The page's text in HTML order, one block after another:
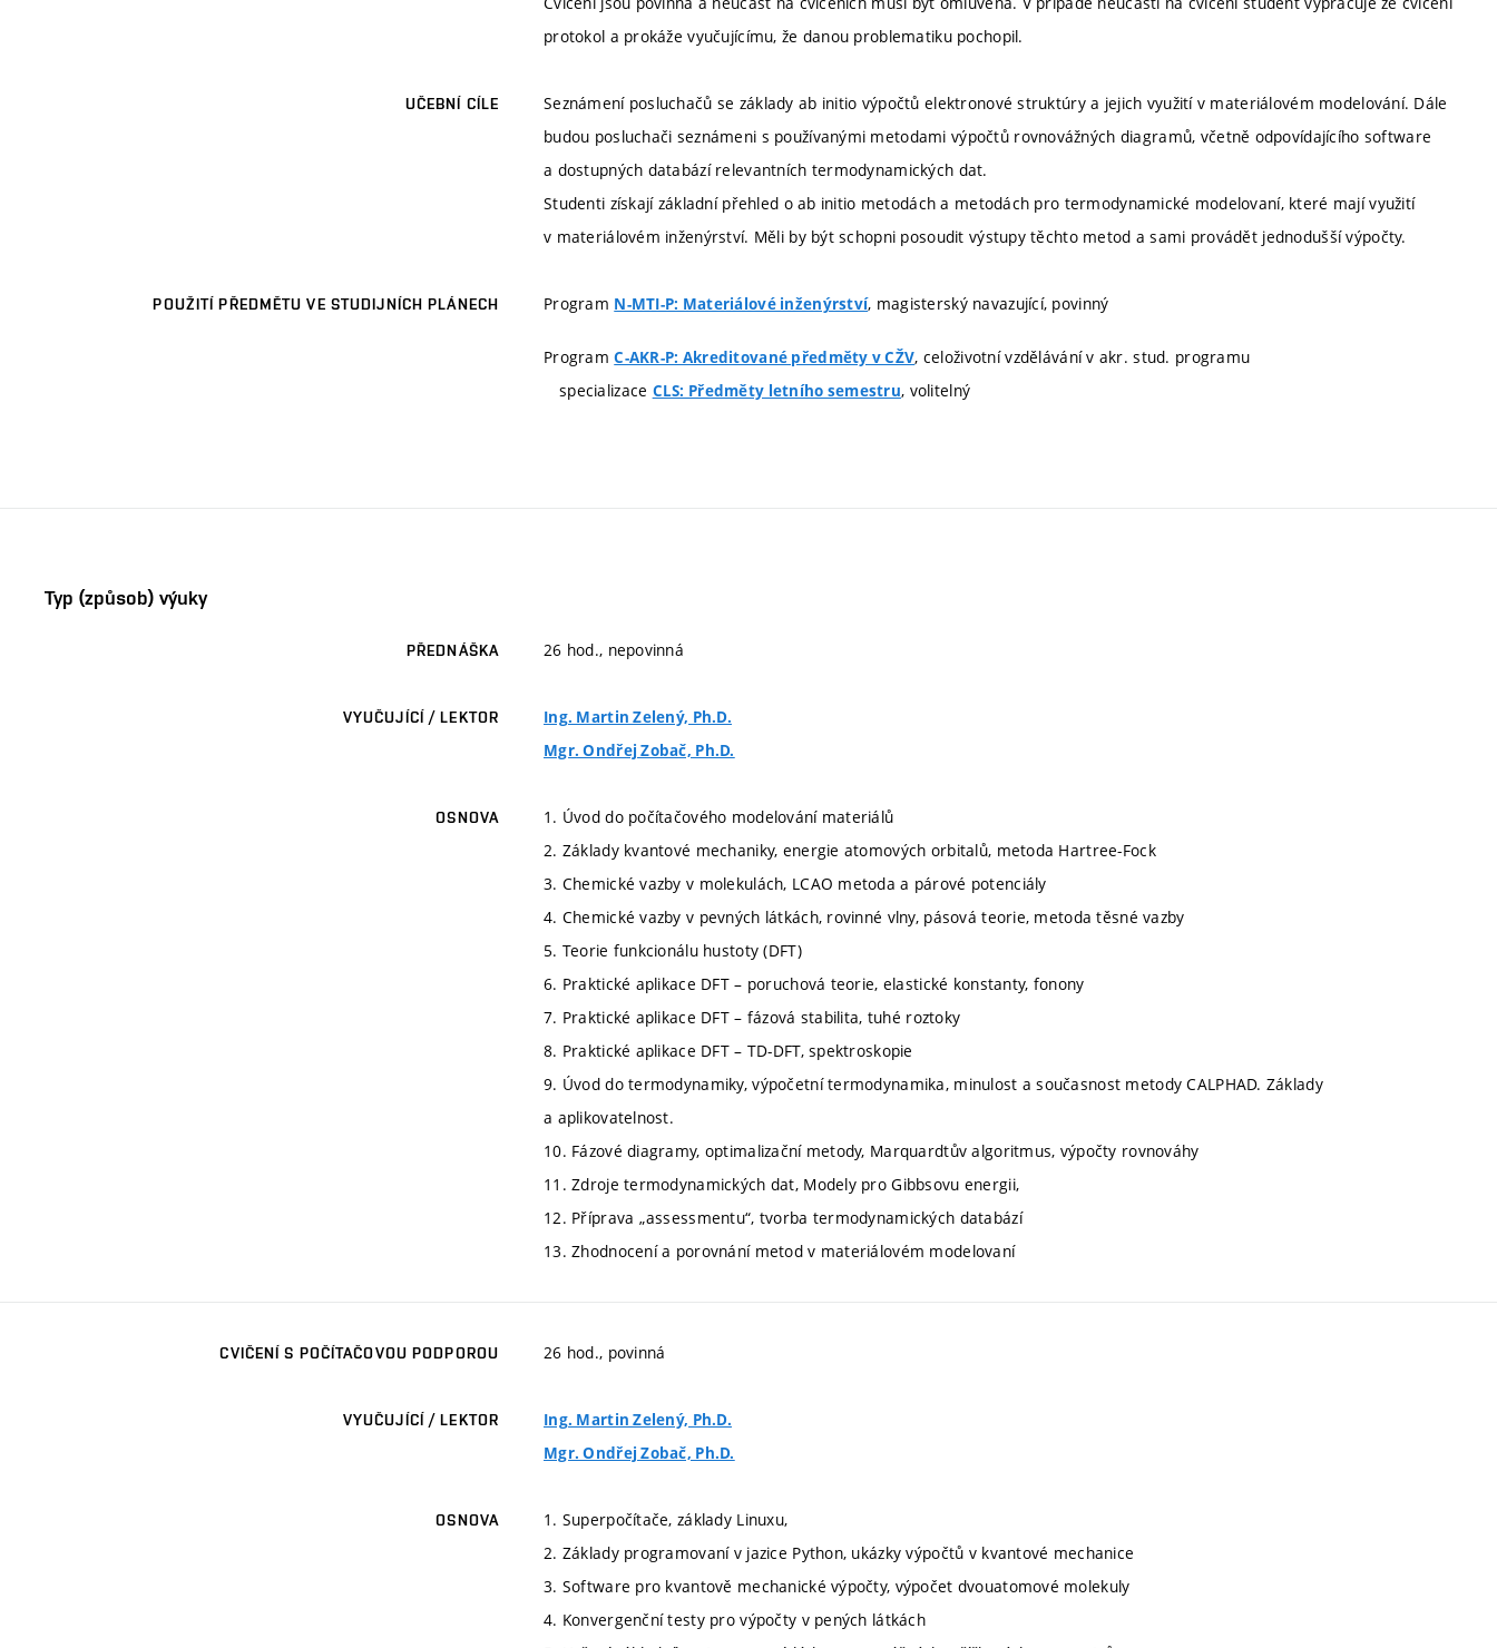
protokol a prokáže vyučujícímu, že danou problematiku pochopil.
UČEBNÍ CÍLE
Seznámení posluchačů se základy ab initio výpočtů elektronové struktúry a jejich využití v materiálovém modelování. Dále
budou posluchači seznámeni s používanými metodami výpočtů rovnovážných diagramů, včetně odpovídajícího software
a dostupných databází relevantních termodynamických dat.
Studenti získají základní přehled o ab initio metodách a metodách pro termodynamické modelovaní, které mají využití
v materiálovém inženýrství. Měli by být schopni posoudit výstupy těchto metod a sami provádět jednodušší výpočty.
POUŽITÍ PŘEDMĚTU VE STUDIJNÍCH PLÁNECH Program N-MTI-P: Materiálové inženýrství, magisterský navazující, povinný
ProgramC-AKR-P: Akreditované předměty v CŽV, celoživotní vzdělávání v akr. stud. programu
specializace CLS: Předměty letního semestru, volitelný
Typ (způsob) výuky
PŘEDNÁŠKA 26 hod., nepovinná
VYUČUJÍCÍ / LEKTOR
Ing. Martin Zelený, Ph.D.
Mgr. Ondřej Zobač, Ph.D.
OSNOVA
1. Úvod do počítačového modelování materiálů
2. Základy kvantové mechaniky, energie atomových orbitalů, metoda Hartree-Fock
3. Chemické vazby v molekulách, LCAO metoda a párové potenciály
4. Chemické vazby v pevných látkách, rovinné vlny, pásová teorie, metoda těsné vazby
5. Teorie funkcionálu hustoty (DFT)
6. Praktické aplikace DFT – poruchová teorie, elastické konstanty, fonony
7. Praktické aplikace DFT – fázová stabilita, tuhé roztoky
8. Praktické aplikace DFT – TD-DFT, spektroskopie
9. Úvod do termodynamiky, výpočetní termodynamika, minulost a současnost metody CALPHAD. Základy
a aplikovatelnost.
10. Fázové diagramy, optimalizační metody, Marquardtův algoritmus, výpočty rovnováhy
11. Zdroje termodynamických dat, Modely pro Gibbsovu energii,
12. Příprava „assessmentu“, tvorba termodynamických databází
13. Zhodnocení a porovnání metod v materiálovém modelovaní
CVIČENÍ S POČÍTAČOVOU PODPOROU 26 hod., povinná
VYUČUJÍCÍ / LEKTOR
Ing. Martin Zelený, Ph.D.
Mgr. Ondřej Zobač, Ph.D.
OSNOVA
1. Superpočítače, základy Linuxu,
2. Základy programovaní v jazice Python, ukázky výpočtů v kvantové mechanice
3. Software pro kvantově mechanické výpočty, výpočet dvouatomové molekuly
4. Konvergenční testy pro výpočty v pených látkách